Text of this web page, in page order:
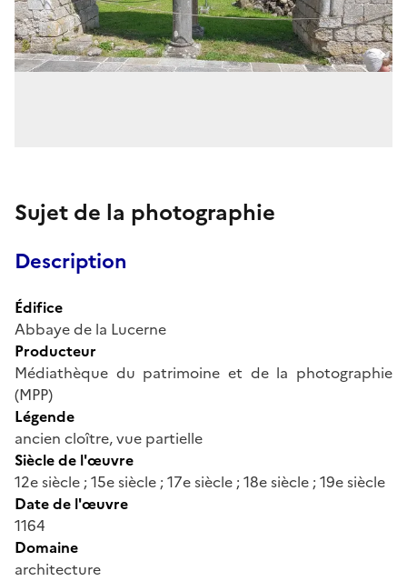
Sujet de la photographie
Description
Édifice
Abbaye de la Lucerne
Producteur
Médiathèque du patrimoine et de la photographie
(MPP)
Légende
ancien cloître, vue partielle
Siècle de l'œuvre
12e siècle ; 15e siècle ; 17e siècle ; 18e siècle ; 19e siècle
Date de l'œuvre
1164
Domaine
architecture